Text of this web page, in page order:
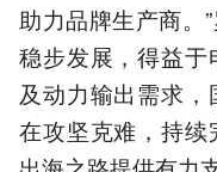
助力品牌生产商。
稳步发展，得益
及动力输出需求
在攻坚克难，持